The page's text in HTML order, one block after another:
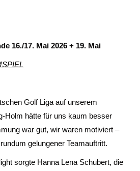
16./17. Mai 2026 + 19. Mai
Golf Liga auf unserem
hätte für uns kaum besser
war gut, wir waren motiviert –
gelungener Teamauftritt.
sorgte Hanna Lena Schubert, die